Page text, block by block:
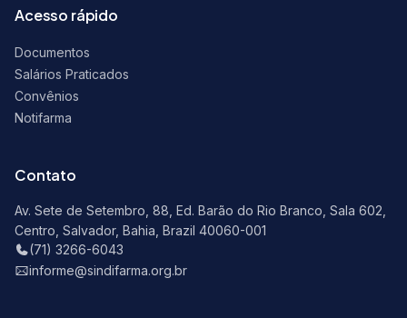
Acesso rápido
Documentos
Salários Praticados
Convênios
Notifarma
Contato
Av. Sete de Setembro, 88, Ed. Barão do Rio Branco, Sala 602,
Centro, Salvador, Bahia, Brazil 40060-001
(71) 3266-6043
informe@sindifarma.org.br